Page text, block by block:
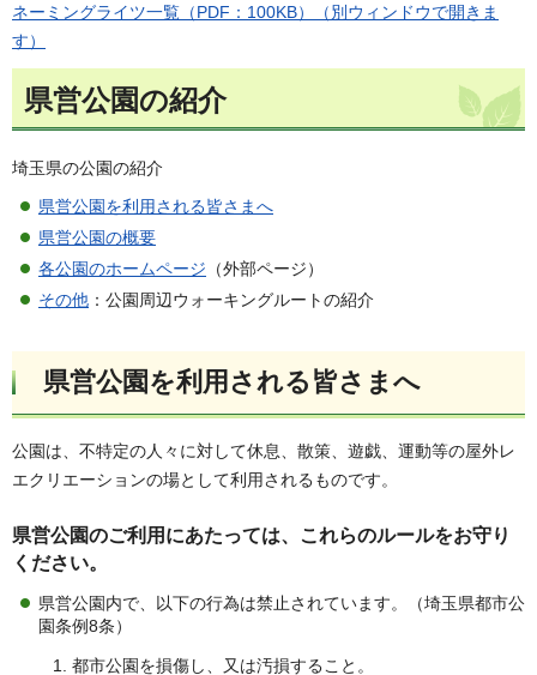
ネーミングライツ一覧（PDF：100KB）（別ウィンドウで開きま
す）
県営公園の紹介
埼玉県の公園の紹介
県営公園を利用される皆さまへ
県営公園の概要
各公園のホームページ （外部ページ）
その他 ：公園周辺ウォーキングルートの紹介
県営公園を利用される皆さまへ
公園は、不特定の人々に対して休息、散策、遊戯、運動等の屋外レ
エクリエーションの場として利用されるものです。
県営公園のご利用にあたっては、これらのルールをお守り
ください。
県営公園内で、以下の行為は禁止されています。（埼玉県都市公
園条例8条）
都市公園を損傷し、又は汚損すること。